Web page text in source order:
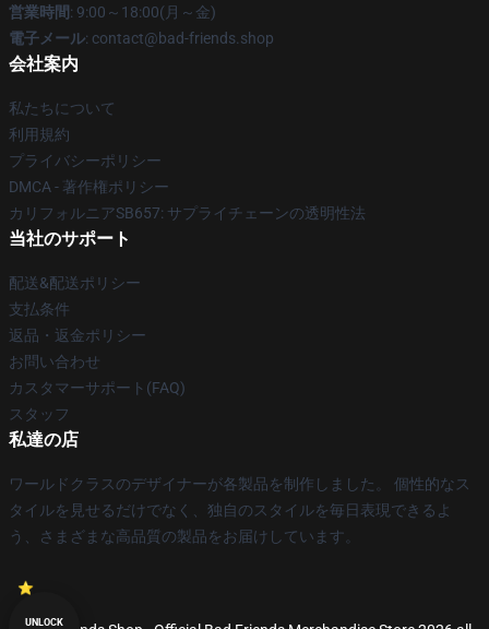
営業時間: 9:00～18:00(月～金)
電子メール: contact@bad-friends.shop
会社案内
私たちについて
利用規約
プライバシーポリシー
DMCA - 著作権ポリシー
カリフォルニアSB657: サプライチェーンの透明性法
当社のサポート
配送&配送ポリシー
支払条件
返品・返金ポリシー
お問い合わせ
カスタマーサポート(FAQ)
スタッフ
私達の店
ワールドクラスのデザイナーが各製品を制作しました。 個性的なス
タイルを見せるだけでなく、独自のスタイルを毎日表現できるよ
う、さまざまな高品質の製品をお届けしています。
UNLOCK